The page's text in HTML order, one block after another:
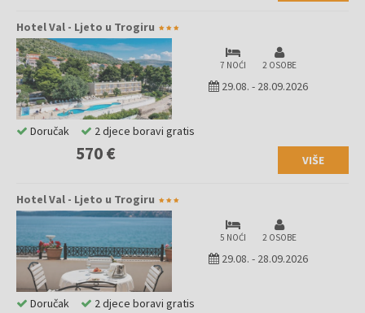
Hotel Val - Ljeto u Trogiru
7 NOĆI 2 OSOBE
29.08. - 28.09.2026
570 € VIŠE
Doručak 2 djece boravi gratis
Hotel Val - Ljeto u Trogiru
5 NOĆI 2 OSOBE
29.08. - 28.09.2026
Doručak 2 djece boravi gratis